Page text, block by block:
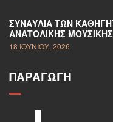
ΣΥΝΑΥΛΊΑ ΤΩΝ
ΑΝΑΤΟΛΙΚΉΣ ΜΟΥΣΙΚΉΣ
18 ΙΟΥΝΊΟΥ, 2026
ΠΑΡΑΓΩΓΉ